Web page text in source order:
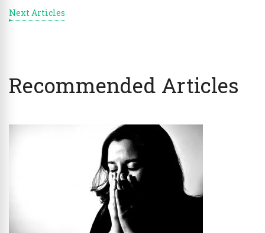
Next Articles
Recommended Articles